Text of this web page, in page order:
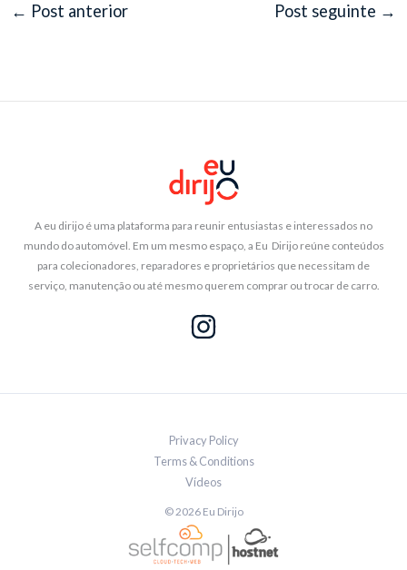
← Post anterior Post seguinte →
A eu dirijo é uma plataforma para reunir entusiastas e interessados no
mundo do automóvel. Em um mesmo espaço, a Eu Dirijo reúne conteúdos
para colecionadores, reparadores e proprietários que necessitam de
serviço, manutenção ou até mesmo querem comprar ou trocar de carro.
Privacy Policy
Terms & Conditions
Vídeos
© 2026 Eu Dirijo